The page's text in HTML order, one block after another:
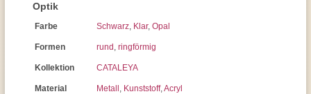
Optik
Farbe Schwarz, Klar, Opal
Formen rund , ringförmig
Kollektion CATALEYA
Material Metall , Kunststoff,Acryl